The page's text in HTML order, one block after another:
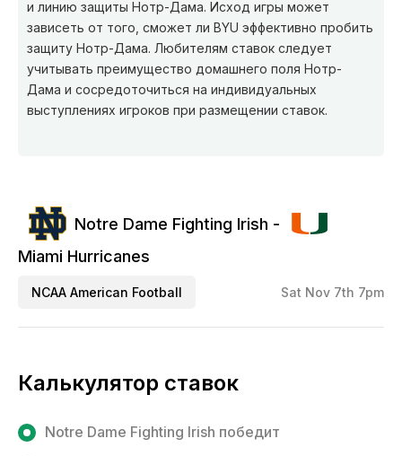
и линию защиты Нотр-Дама. Исход игры может
зависеть от того, сможет ли BYU эффективно пробить
защиту Нотр-Дама. Любителям ставок следует
учитывать преимущество домашнего поля Нотр-
Дама и сосредоточиться на индивидуальных
выступлениях игроков при размещении ставок.
Notre Dame Fighting Irish -
Miami Hurricanes
NCAA American Football Sat Nov 7th 7pm
Калькулятор ставок
Notre Dame Fighting Irish победит